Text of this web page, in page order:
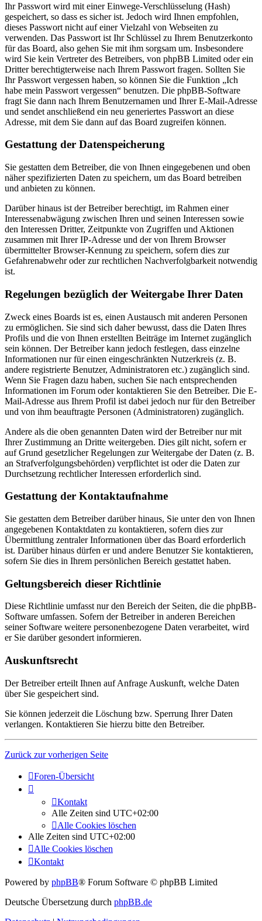
Ihr Passwort wird mit einer Einwege-Verschlüsselung (Hash)
gespeichert, so dass es sicher ist. Jedoch wird Ihnen empfohlen,
dieses Passwort nicht auf einer Vielzahl von Webseiten zu
verwenden. Das Passwort ist Ihr Schlüssel zu Ihrem Benutzerkonto
für das Board, also gehen Sie mit ihm sorgsam um. Insbesondere
wird Sie kein Vertreter des Betreibers, von phpBB Limited oder ein
Dritter berechtigterweise nach Ihrem Passwort fragen. Sollten Sie
Ihr Passwort vergessen haben, so können Sie die Funktion „Ich
habe mein Passwort vergessen“ benutzen. Die phpBB-Software
fragt Sie dann nach Ihrem Benutzernamen und Ihrer E-Mail-Adresse
und sendet anschließend ein neu generiertes Passwort an diese
Adresse, mit dem Sie dann auf das Board zugreifen können.
Gestattung der Datenspeicherung
Sie gestatten dem Betreiber, die von Ihnen eingegebenen und oben
näher spezifizierten Daten zu speichern, um das Board betreiben
und anbieten zu können.
Darüber hinaus ist der Betreiber berechtigt, im Rahmen einer
Interessenabwägung zwischen Ihren und seinen Interessen sowie
den Interessen Dritter, Zeitpunkte von Zugriffen und Aktionen
zusammen mit Ihrer IP-Adresse und der von Ihrem Browser
übermittelter Browser-Kennung zu speichern, sofern dies zur
Gefahrenabwehr oder zur rechtlichen Nachverfolgbarkeit notwendig
ist.
Regelungen bezüglich der Weitergabe Ihrer Daten
Zweck eines Boards ist es, einen Austausch mit anderen Personen
zu ermöglichen. Sie sind sich daher bewusst, dass die Daten Ihres
Profils und die von Ihnen erstellten Beiträge im Internet zugänglich
sein können. Der Betreiber kann jedoch festlegen, dass einzelne
Informationen nur für einen eingeschränkten Nutzerkreis (z. B.
andere registrierte Benutzer, Administratoren etc.) zugänglich sind.
Wenn Sie Fragen dazu haben, suchen Sie nach entsprechenden
Informationen im Forum oder kontaktieren Sie den Betreiber. Die E-
Mail-Adresse aus Ihrem Profil ist dabei jedoch nur für den Betreiber
und von ihm beauftragte Personen (Administratoren) zugänglich.
Andere als die oben genannten Daten wird der Betreiber nur mit
Ihrer Zustimmung an Dritte weitergeben. Dies gilt nicht, sofern er
auf Grund gesetzlicher Regelungen zur Weitergabe der Daten (z. B.
an Strafverfolgungsbehörden) verpflichtet ist oder die Daten zur
Durchsetzung rechtlicher Interessen erforderlich sind.
Gestattung der Kontaktaufnahme
Sie gestatten dem Betreiber darüber hinaus, Sie unter den von Ihnen
angegebenen Kontaktdaten zu kontaktieren, sofern dies zur
Übermittlung zentraler Informationen über das Board erforderlich
ist. Darüber hinaus dürfen er und andere Benutzer Sie kontaktieren,
sofern Sie dies in Ihrem persönlichen Bereich gestattet haben.
Geltungsbereich dieser Richtlinie
Diese Richtlinie umfasst nur den Bereich der Seiten, die die phpBB-
Software umfassen. Sofern der Betreiber in anderen Bereichen
seiner Software weitere personenbezogene Daten verarbeitet, wird
er Sie darüber gesondert informieren.
Auskunftsrecht
Der Betreiber erteilt Ihnen auf Anfrage Auskunft, welche Daten
über Sie gespeichert sind.
Sie können jederzeit die Löschung bzw. Sperrung Ihrer Daten
verlangen. Kontaktieren Sie hierzu bitte den Betreiber.
Zurück zur vorherigen Seite
Foren-Übersicht
Kontakt
Alle Zeiten sind UTC+02:00
Alle Cookies löschen
Alle Zeiten sind UTC+02:00
Alle Cookies löschen
Kontakt
Powered by phpBB® Forum Software © phpBB Limited
Deutsche Übersetzung durch phpBB.de